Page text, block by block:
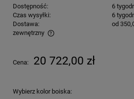
Dostępność:
6
Czas wysyłki:
6
Dostawa:
od
zewnętrzny
Cena nie zawiera ewentualnych
Cena: 20 722,00 zł
Wybierz kolor boiska: